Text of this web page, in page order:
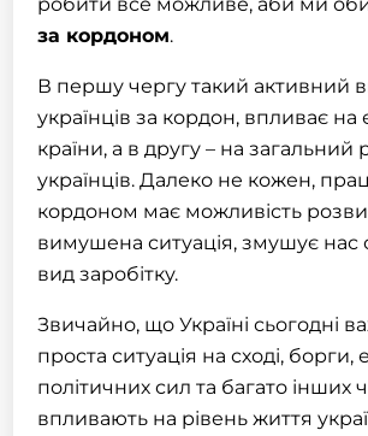
за кордоном.
В першу чергу такий активний
українців за кордон, впливає на
країни, а в другу – на загальний
українців. Далеко не кожен,
кордоном має можливість
вимушена ситуація, змушує нас
вид заробітку.
Звичайно, що Україні сьогодні
проста ситуація на сході, борги,
політичних сил та багато інших
впливають на рівень життя